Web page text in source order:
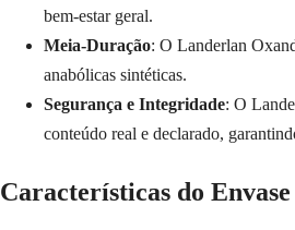
bem-estar geral.
Meia-Duração: O Landerlan
anabólicas sintéticas.
Segurança e Integridade: O
conteúdo real e declarado,
Características do